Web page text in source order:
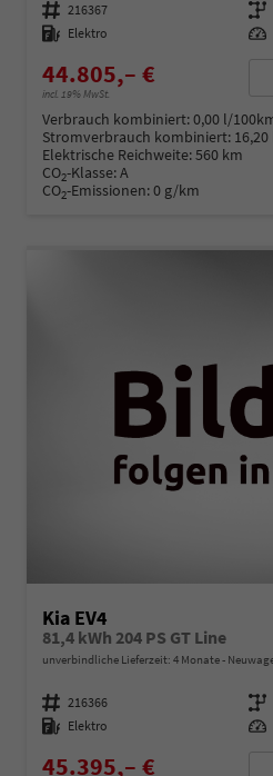
Fahrzeugnummer 216367 Getriebe
Kraftstoff Elektro Leistung
44.805,– €
incl. 19% MwSt.
Verbrauch kombiniert:0,00 l/
Stromverbrauch kombiniert:
Elektrische Reichweite:560 km
CO2-Klasse:A
CO2-Emissionen:0 g/km
Kia EV4
81,4 kWh 204 PS GT Line
unverbindliche Lieferzeit: 4 Monate
Fahrzeugnummer 216366 Getriebe
Kraftstoff Elektro Leistung
45.395,– €